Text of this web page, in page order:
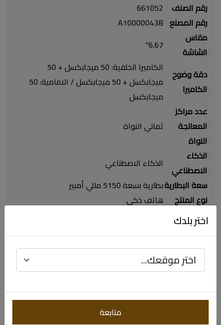
رقم الصنف
661052
رقم المصنع A10000043B
مقاس
الشاشة
6.67"
دقة وضوح
الكاميرا
الكاميرا الخلفية: 50 ميجابكسل + 50
ميجابكسل + 50 ميجابكسل / الامامية: 50
ميجابكسل
عدد مراكز
المعالجة
النواة
ثماني النواة
الذكاء
الاصطناعي
الذكاء الاصطناعي
سعة البطاريةبطارية بسعة 5150 مللي أمبير
نوع المنتج
هاتف ذكي
نظام التشغيل
شبكات
الاتصال
المدعومة
الجيل الخامس
تقنية
التوصيل
اتصال المجال
اختر بلدك
متابعة